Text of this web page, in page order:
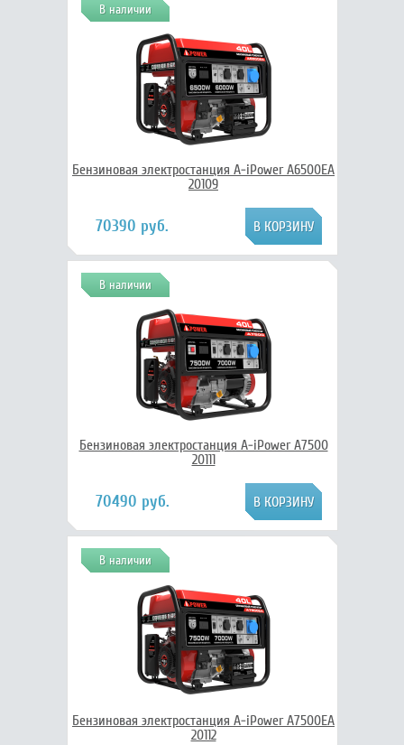
В наличии
Бензиновая электростанция A-iPower A6500EA
20109
70390 руб.
В наличии
Бензиновая электростанция A-iPower A7500
20111
70490 руб.
В наличии
Бензиновая электростанция A-iPower A7500EA
20112